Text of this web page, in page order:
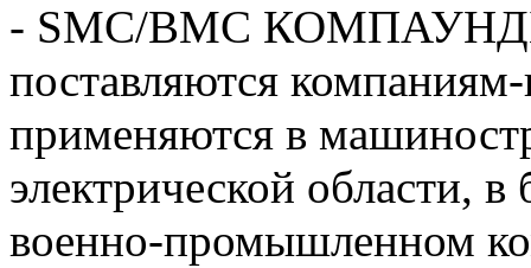
- SMC/BMC
поставляются
применяются в
электрической области, в
военно-промышленном